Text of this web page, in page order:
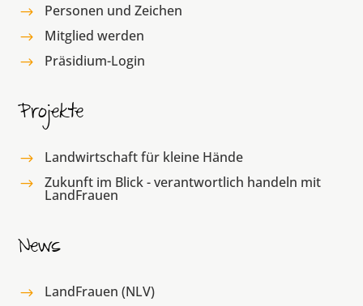
$ Personen und Zeichen
$ Mitglied werden
$ Präsidium-Login
Projekte
$ Landwirtschaft für kleine Hände
$ Zukunft im Blick - verantwortlich handeln mit
LandFrauen
News
$ LandFrauen (NLV)